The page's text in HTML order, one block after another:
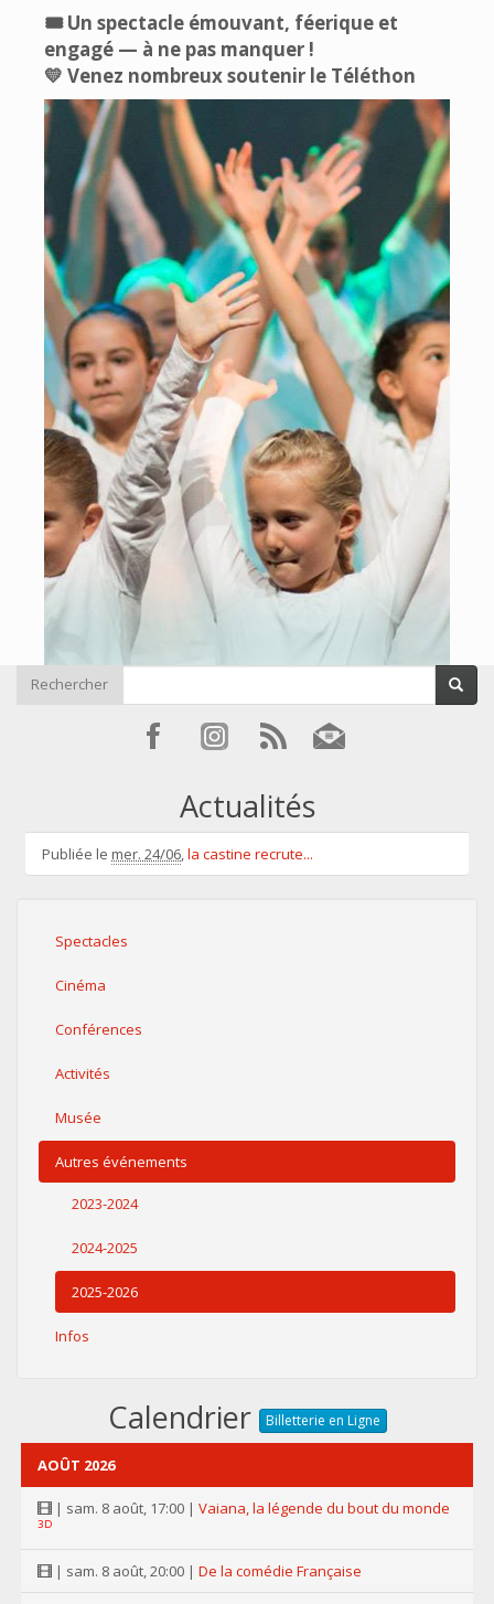
🎟 Un spectacle émouvant, féerique et
engagé — à ne pas manquer !
💛 Venez nombreux soutenir le Téléthon
Rechercher
Actualités
Publiée le mer. 24/06,la castine recrute...
Spectacles
Cinéma
Conférences
Activités
Musée
Autres événements
2023-2024
2024-2025
2025-2026
Infos
Calendrier Billetterie en Ligne
AOÛT 2026
| sam. 8 août, 17:00 | Vaiana, la légende du bout du monde
3D
| sam. 8 août, 20:00 | De la comédie Française